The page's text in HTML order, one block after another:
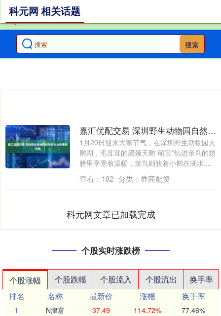
搜索
科元网 相关话题
嘉汇优配交易 深圳野生动物园自然孵化出壳黑颈天鹅
1月20日迎来大寒节气，在深圳野生动物园天
鹅湖，毛茸茸的黑颈天鹅“萌宝”钻进亲鸟的翅
膀里享受着温暖，亲鸟则驮着小鹅在湖水....
查看： 182 分类： 券商配资
科元网文章已加载完成
个股实时涨跌榜
个股涨幅 个股跌幅 个股流入 个股流出
换手率
排名
名称 最新价 涨幅
换手率
1
N津富 37.49 114.72% 77.46%